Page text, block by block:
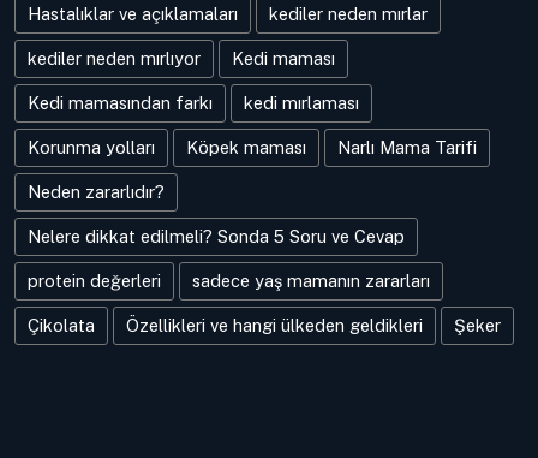
Hastalıklar ve açıklamaları kediler neden mırlar
kediler neden mırlıyor Kedi maması
Kedi mamasından farkı kedi mırlaması
Korunma yolları Köpek maması Narlı Mama Tarifi
Neden zararlıdır?
Nelere dikkat edilmeli? Sonda 5 Soru ve Cevap
protein değerleri sadece yaş mamanın zararları
Çikolata Özellikleri ve hangi ülkeden geldikleri Şeker